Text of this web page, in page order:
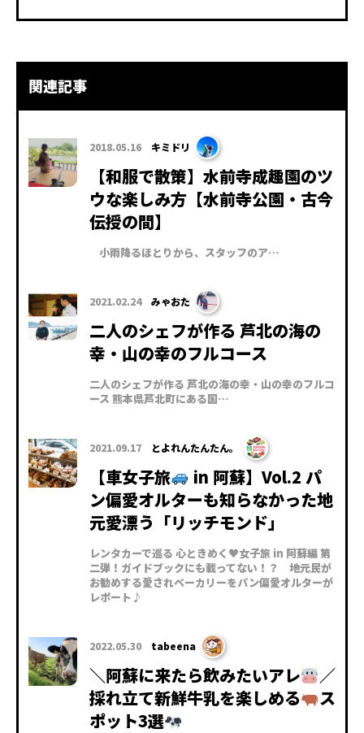
関連記事
2018.05.16 キミドリ
【和服で散策】水前寺成趣園のツ
ウな楽しみ方【水前寺公園・古今
伝授の間】
小雨降るほとりから、スタッフのア…
2021.02.24 みゃおた
二人のシェフが作る 芦北の海の
幸・山の幸のフルコース
二人のシェフが作る 芦北の海の幸・山の幸のフルコ
ース 熊本県芦北町にある国…
2021.09.17 とよれんたんたん。
【車女子旅
in 阿蘇】Vol.2 パ
ン偏愛オルターも知らなかった地
元愛漂う「リッチモンド」
レンタカーで巡る 心ときめく♥女子旅 in 阿蘇編 第
二弾！ガイドブックにも載ってない！？ 地元民が
お勧めする愛されベーカリーをパン偏愛オルターが
レポート♪
2022.05.30 tabeena
＼阿蘇に来たら飲みたいアレ
／
採れ立て新鮮牛乳を楽しめる
ス
ポット3選